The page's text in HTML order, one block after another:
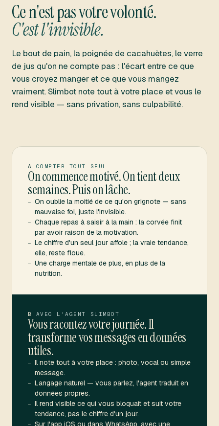
Ce n'est pas votre volonté.
C'est l'invisible.
Le bout de pain, la poignée de cacahuètes, le verre
de jus qu'on ne compte pas : l'écart entre ce que
vous croyez manger et ce que vous mangez
vraiment. Slimbot note tout à votre place et vous le
rend visible — sans privation, sans culpabilité.
A COMPTER TOUT SEUL
On commence motivé. On tient deux
semaines. Puis on lâche.
—
On oublie la moitié de ce qu'on grignote — sans
mauvaise foi, juste l'invisible.
—
Chaque repas à saisir à la main : la corvée finit
par avoir raison de la motivation.
—
Le chiffre d'un seul jour affole ; la vraie tendance,
elle, reste floue.
—
Une charge mentale de plus, en plus de la
nutrition.
B AVEC L'AGENT SLIMBOT
Vous racontez votre journée. Il
transforme vos messages en données
utiles.
—
Il note tout à votre place : photo, vocal ou simple
message.
—
Langage naturel — vous parlez, l'agent traduit en
données propres.
—
Il rend visible ce qui vous bloquait et suit votre
tendance, pas le chiffre d'un jour.
Sur l'app iOS ou dans WhatsApp, avec une